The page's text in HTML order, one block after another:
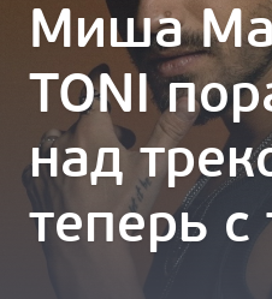
ПЛЕЙЛИСТ
СКАЧАТЬ ЭФИР
КАК СЛУШАТЬ!?
ГОРОДА ВЕЩАНИЯ
Миша
TONI
над
теперь с